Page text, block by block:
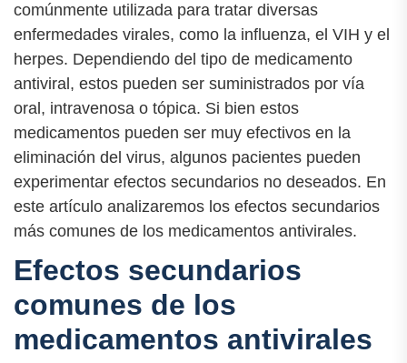
comúnmente utilizada para tratar diversas
enfermedades virales, como la influenza, el VIH y el
herpes. Dependiendo del tipo de medicamento
antiviral, estos pueden ser suministrados por vía
oral, intravenosa o tópica. Si bien estos
medicamentos pueden ser muy efectivos en la
eliminación del virus, algunos pacientes pueden
experimentar efectos secundarios no deseados. En
este artículo analizaremos los efectos secundarios
más comunes de los medicamentos antivirales.
Efectos secundarios
comunes de los
medicamentos antivirales